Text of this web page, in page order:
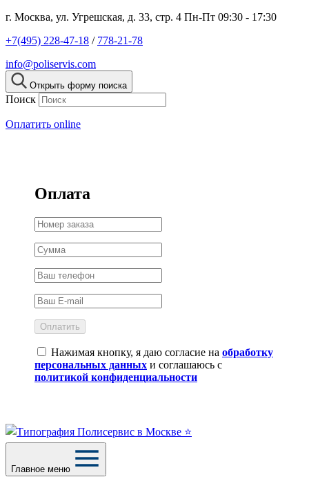
г. Москва, ул. Угрешская, д. 33, стр. 4 Пн-Пт 09:30 - 17:30
+7(495) 228-47-18 / 778-21-78
info@poliservis.com
Открыть форму поиска
Поиск
Оплатить online
Оплата
Оплатить
Нажимая кнопку, я даю согласие на обработку
персональных данных и соглашаюсь с
политикой конфиденциальности
Главное меню